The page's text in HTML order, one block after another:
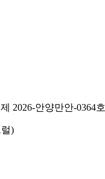
2026-안양만안-0364호
)